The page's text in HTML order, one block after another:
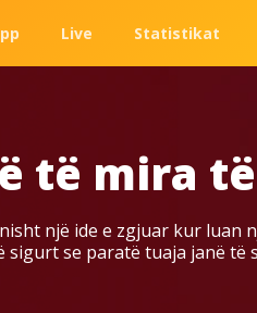
Live Statistikat
të mira
një ide e zgjuar kur luan
sigurt se paratë tuaja janë